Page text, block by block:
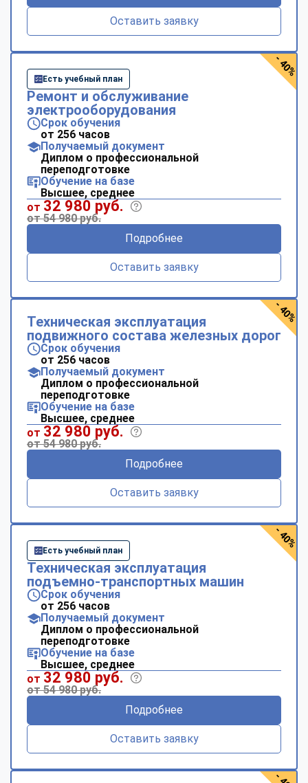
Оставить заявку
Есть учебный план
Ремонт и обслуживание
электрооборудования
Срок обучения
от 256 часов
Получаемый документ
Диплом о профессиональной
переподготовке
Обучение на базе
Высшее, среднее
от 32 980 руб.
от 54 980 руб.
Подробнее
Оставить заявку
- 40%
Техническая эксплуатация
подвижного состава железных дорог
Срок обучения
от 256 часов
Получаемый документ
Диплом о профессиональной
переподготовке
Обучение на базе
Высшее, среднее
от 32 980 руб.
от 54 980 руб.
Подробнее
Оставить заявку
- 40%
Есть учебный план
Техническая эксплуатация
подъемно-транспортных машин
Срок обучения
от 256 часов
Получаемый документ
Диплом о профессиональной
переподготовке
Обучение на базе
Высшее, среднее
от 32 980 руб.
от 54 980 руб.
Подробнее
Оставить заявку
- 40%